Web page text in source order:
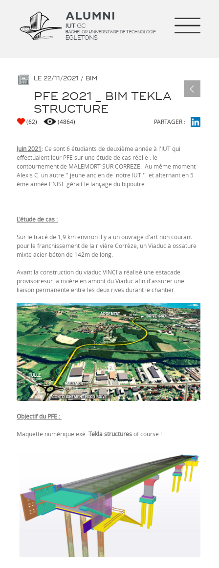
LE 22/11/2021 / BIM
PFE 2021 _ BIM TEKLA
STRUCTURE
(62) (4864) PARTAGER :
Juin 2021: Ce sont 6 étudiants de deuxième année à l'IUT qui
effectuaient leur PFE sur une étude de cas réelle : le
contournement de MALEMORT SUR CORREZE. Au même moment
Alexis C. un autre '' jeune ancien de notre IUT '' et alternant en 5
ème année ENISE gérait le lançage du bipoutre....
L'étude de cas :
Sur le tracé de 1,9 km environ il y a un ouvrage d'art non courant
pour le franchissement de la rivière Corrèze, un Viaduc à ossature
mixte acier-béton de 142m de long.
Avant la construction du viaduc VINCI a réalisé une estacade
provisoiresur la rivière en amont du Viaduc afin d'assurer une
liaison permanente entre les deux rives durant le chantier.
Objectif du PFE :
Maquette numérique exé. Tekla structuresof course !